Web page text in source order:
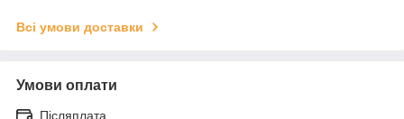
Всі умови доставки
Умови оплати
Післяплата